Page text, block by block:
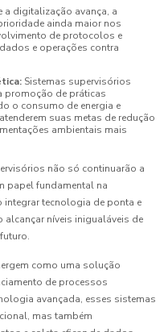
a digitalização avança, a
ainda maior nos
de protocolos e
e operações contra
Sistemas supervisórios
promoção de práticas
o consumo de energia e
suas metas de redução
ambientais mais
não só continuarão a
papel fundamental na
tecnologia de ponta e
níveis inigualáveis de
como uma solução
de processos
avançada, esses sistemas
mas também